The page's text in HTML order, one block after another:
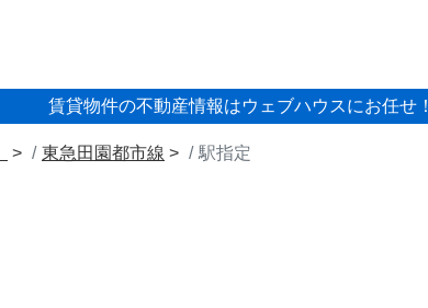
賃貸物件の不動産情報はウェブハウスにお任せ！
東急田園都市線 駅指定